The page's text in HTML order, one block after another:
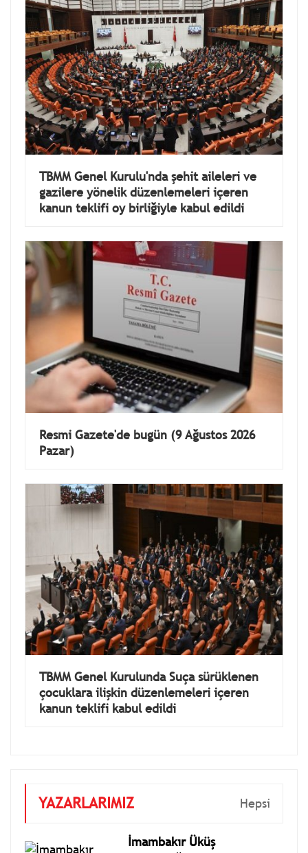
TBMM Genel Kurulu'nda şehit aileleri ve
gazilere yönelik düzenlemeleri içeren
Resmi Gazete'de bugün (9 Ağustos 2026
TBMM Genel Kurulunda Suça sürüklenen
çocuklara ilişkin düzenlemeleri içeren